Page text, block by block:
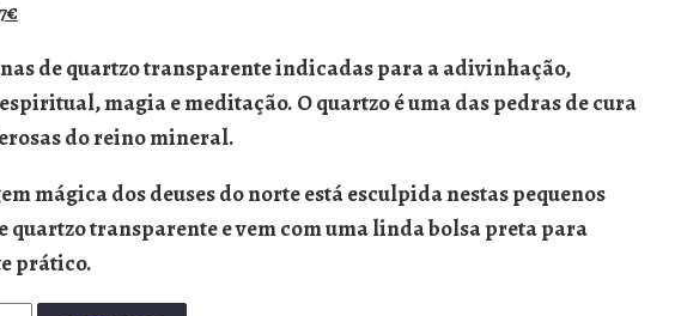
€
de quartzo transparente indicadas para a adivinhação,
magia e meditação. O quartzo é uma das pedras de cura
do reino mineral.
mágica dos deuses do norte está esculpida nestas pequenos
quartzo transparente e vem com uma linda bolsa preta para
prático.